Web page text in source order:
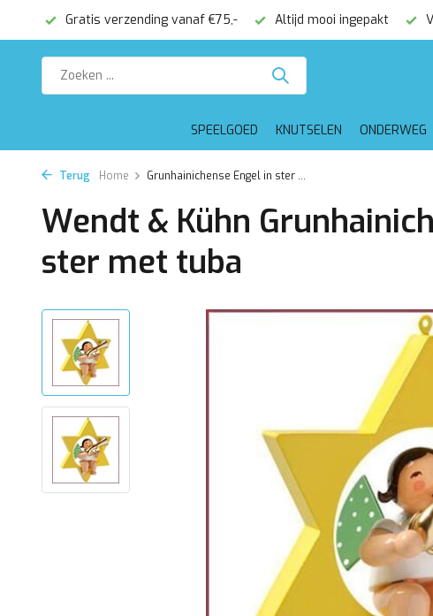
Gratis verzending vanaf €75,- Altijd mooi ingepakt
SPEELGOED KNUTSELEN ONDERWEG
Terug Home Grunhainichense Engel in ster ...
Wendt & Kühn
ster met tuba